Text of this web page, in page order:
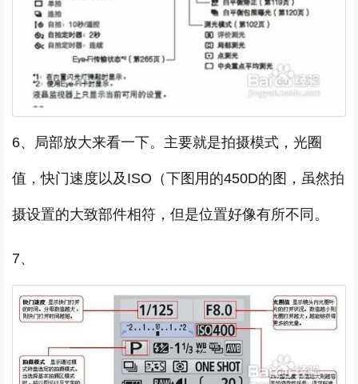
6、局部放大来看一下。主要就是拍摄模式，光圈
值，快门速度以及ISO（下图用的450D的图，虽然拍
摄设置的大致部件相符，但是位置好像有所不同。
7、